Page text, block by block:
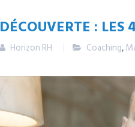
DÉCOUVERTE : LES
Horizon RH Coaching,